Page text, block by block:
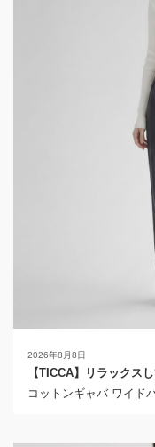
2026年8月8日
【TICCA】リラックス
コットンギャバ ワイド